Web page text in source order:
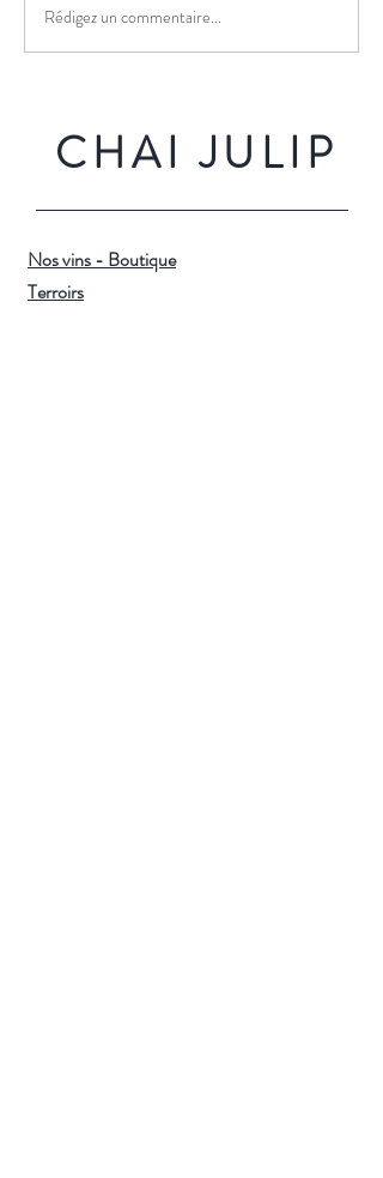
Rédigez un commentaire...
CHAI JULIP
Nos vins - Boutique
Terroirs